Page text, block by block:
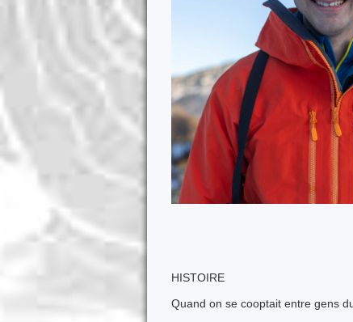
BENOIT
HISTOIRE
Quand on se cooptait entre gens